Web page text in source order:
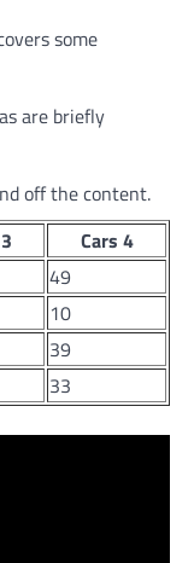
some
are briefly
off the content.
Cars 4
49
10
39
33